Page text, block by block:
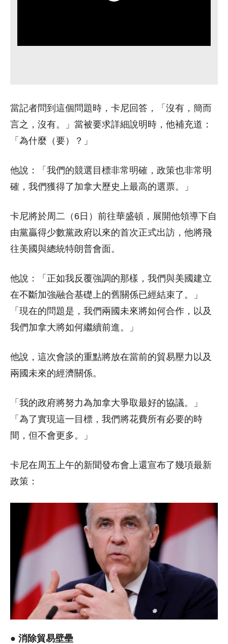
當記者問到這個問題時，卡尼回答，「沒有，簡而
言之，沒有。」當被要求詳細說明時，他補充道：
「為什麼（要）？」
他說：「我們的競選目標非常明確，政策也非常明
確，我們獲得了加拿大歷史上最高的選票。」
卡尼將於周二（6日）前往華盛頓，展開他領導下自
由黨贏得少數黨政府以來的首次正式出訪，他將飛
往美國與總統特朗普會面。
他說：「正如我反覆強調的那樣，我們與美國建立
在不斷加強融合基礎上的舊關係已經結束了。」
「現在的問題是，我們兩國未來將如何合作，以及
我們加拿大將如何繼續前進。」
他說，這次會談的重點將放在當前的貿易壓力以及
兩國未來的經濟關係。
「我的政府將努力為加拿大爭取最好的協議。」
「為了實現這一目標，我們將花費所有必要的時
間，但不會更多。」
卡尼在周五上午的新聞發布會上還宣布了幾項最新
政策：
● 消除貿易壁壘